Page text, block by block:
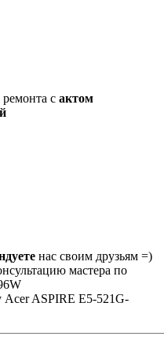
с актом
нас своим друзьям =)
мастера по
Acer ASPIRE E5-521G-